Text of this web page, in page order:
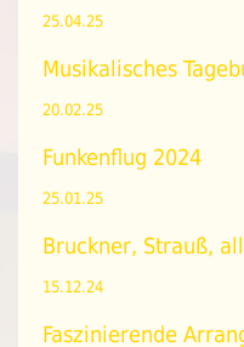
25.04.25
Musikalisches
20.02.25
Funkenflug 2024
25.01.25
Bruckner, Strauß,
15.12.24
Faszinierende